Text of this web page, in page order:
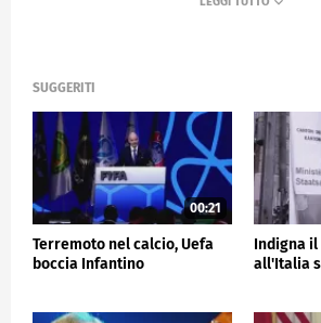
SUGGERITI
00:21
Terremoto nel calcio, Uefa
boccia Infantino
Indigna il
all'Italia